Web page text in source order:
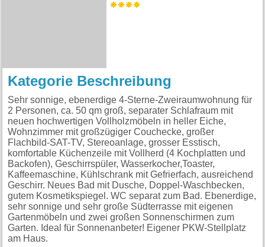
Kategorie Beschreibung
Sehr sonnige, ebenerdige 4-Sterne-Zweiraumwohnung für
2 Personen, ca. 50 qm groß, separater Schlafraum mit
neuen hochwertigen Vollholzmöbeln in heller Eiche,
Wohnzimmer mit großzügiger Couchecke, großer
Flachbild-SAT-TV, Stereoanlage, grosser Esstisch,
komfortable Küchenzeile mit Vollherd (4 Kochplatten und
Backofen), Geschirrspüler, Wasserkocher,Toaster,
Kaffeemaschine, Kühlschrank mit Gefrierfach, ausreichend
Geschirr. Neues Bad mit Dusche, Doppel-Waschbecken,
gutem Kosmetikspiegel. WC separat zum Bad. Ebenerdige,
sehr sonnige und sehr große Südterrasse mit eigenen
Gartenmöbeln und zwei großen Sonnenschirmen zum
Garten. Ideal für Sonnenanbeter! Eigener PKW-Stellplatz
am Haus.